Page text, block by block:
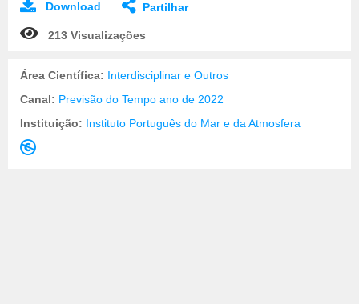
Download Partilhar
213 Visualizações
Área Científica: Interdisciplinar e Outros
Canal: Previsão do Tempo ano de 2022
Instituição: Instituto Português do Mar e da Atmosfera